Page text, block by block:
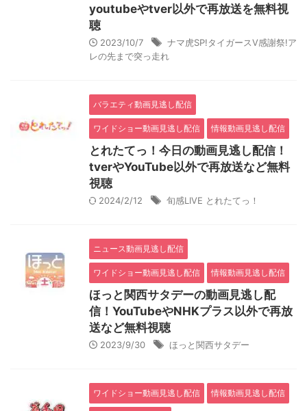
youtubeやtver以外で再放送を無料視
聴
2023/10/7
ナマ虎SP!タイガースV感謝祭!ア
レの先まで突っ走れ
バラエティ動画見逃し配信
ワイドショー動画見逃し配信 情報動画見逃し配信
とれたてっ！今日の動画見逃し配信！
tverやYouTube以外で再放送など無料
視聴
2024/2/12 旬感LIVE とれたてっ！
ニュース動画見逃し配信
ワイドショー動画見逃し配信 情報動画見逃し配信
ほっと関西サタデーの動画見逃し配
信！YouTubeやNHKプラス以外で再放
送など無料視聴
2023/9/30 ほっと関西サタデー
ワイドショー動画見逃し配信 情報動画見逃し配信